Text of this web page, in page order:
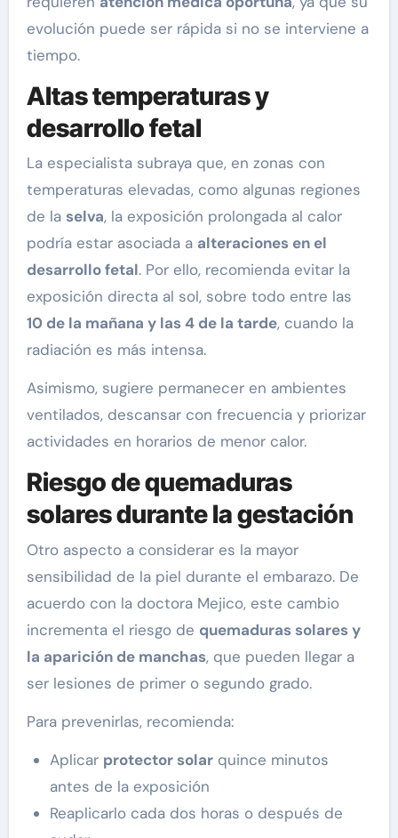
evolución puede ser rápida si no se interviene a
tiempo.
Altas temperaturas y
desarrollo fetal
La especialista subraya que, en zonas con
temperaturas elevadas, como algunas regiones
de la selva, la exposición prolongada al calor
podría estar asociada a alteraciones en el
desarrollo fetal. Por ello, recomienda evitar la
exposición directa al sol, sobre todo entre las
10 de la mañana y las 4 de la tarde, cuando la
radiación es más intensa.
Asimismo, sugiere permanecer en ambientes
ventilados, descansar con frecuencia y priorizar
actividades en horarios de menor calor.
Riesgo de quemaduras
solares durante la gestación
Otro aspecto a considerar es la mayor
sensibilidad de la piel durante el embarazo. De
acuerdo con la doctora Mejico, este cambio
incrementa el riesgo de quemaduras solares y
la aparición de manchas, que pueden llegar a
ser lesiones de primer o segundo grado.
Para prevenirlas, recomienda:
Aplicar protector solarquince minutos
antes de la exposición
Reaplicarlo cada dos horas o después de